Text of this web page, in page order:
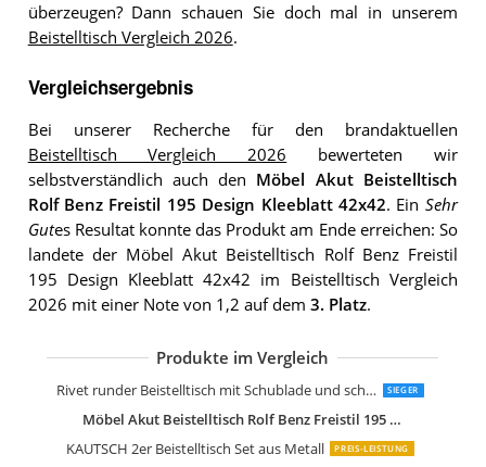
überzeugen? Dann schauen Sie doch mal in unserem
Beistelltisch Vergleich 2026.
Vergleichsergebnis
Bei unserer Recherche für den brandaktuellen
Beistelltisch Vergleich 2026 bewerteten wir
selbstverständlich auch den Möbel Akut Beistelltisch
Rolf Benz Freistil 195 Design Kleeblatt 42x42. Ein Sehr
Gutes Resultat konnte das Produkt am Ende erreichen: So
landete der Möbel Akut Beistelltisch Rolf Benz Freistil
195 Design Kleeblatt 42x42 im Beistelltisch Vergleich
2026 mit einer Note von 1,2 auf dem 3. Platz.
Produkte im Vergleich
Rivet runder Beistelltisch mit Schublade und schwarzem Metallgestell SIEGER
Möbel Akut Beistelltisch Rolf Benz Freistil 195 Design Kleeblatt 42x42
KAUTSCH 2er Beistelltisch Set aus Metall
PREIS-LEISTUNG
Relaxdays braun Beistelltisch Retro
LIFA LIVING Runde Couchtische im
Kare Design Couchtisch Wire Black
VASAGLE Couchtische 2er Set
Rivet Amazon Marke
Rivet Amazon Marke
YAMAZAKI Beistelltisch Metall
YAMAZAKI Plain Beistelltisch Weiß
Leitmotiv Bateau Beistelltische Stahl
Tosel Maria Tische Metalldöschen
Felis Lifestyle Frost Beistelltisch